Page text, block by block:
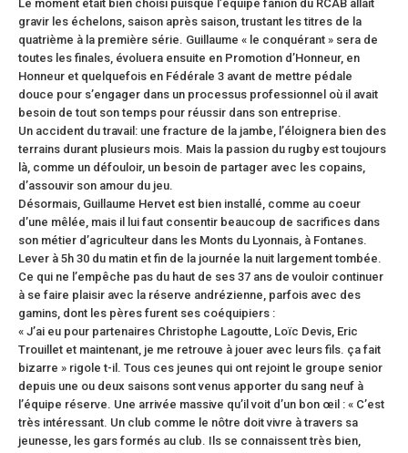
Le moment était bien choisi puisque l’équipe fanion du RCAB allait
gravir les échelons, saison après saison, trustant les titres de la
quatrième à la première série. Guillaume « le conquérant » sera de
toutes les finales, évoluera ensuite en Promotion d’Honneur, en
Honneur et quelquefois en Fédérale 3 avant de mettre pédale
douce pour s’engager dans un processus professionnel où il avait
besoin de tout son temps pour réussir dans son entreprise.
Un accident du travail: une fracture de la jambe, l’éloignera bien des
terrains durant plusieurs mois. Mais la passion du rugby est toujours
là, comme un défouloir, un besoin de partager avec les copains,
d’assouvir son amour du jeu.
Désormais, Guillaume Hervet est bien installé, comme au coeur
d’une mêlée, mais il lui faut consentir beaucoup de sacrifices dans
son métier d’agriculteur dans les Monts du Lyonnais, à Fontanes.
Lever à 5h 30 du matin et fin de la journée la nuit largement tombée.
Ce qui ne l’empêche pas du haut de ses 37 ans de vouloir continuer
à se faire plaisir avec la réserve andrézienne, parfois avec des
gamins, dont les pères furent ses coéquipiers :
« J’ai eu pour partenaires Christophe Lagoutte, Loïc Devis, Eric
Trouillet et maintenant, je me retrouve à jouer avec leurs fils. ça fait
bizarre » rigole t-il. Tous ces jeunes qui ont rejoint le groupe senior
depuis une ou deux saisons sont venus apporter du sang neuf à
l’équipe réserve. Une arrivée massive qu’il voit d’un bon œil : « C’est
très intéressant. Un club comme le nôtre doit vivre à travers sa
jeunesse, les gars formés au club. Ils se connaissent très bien,